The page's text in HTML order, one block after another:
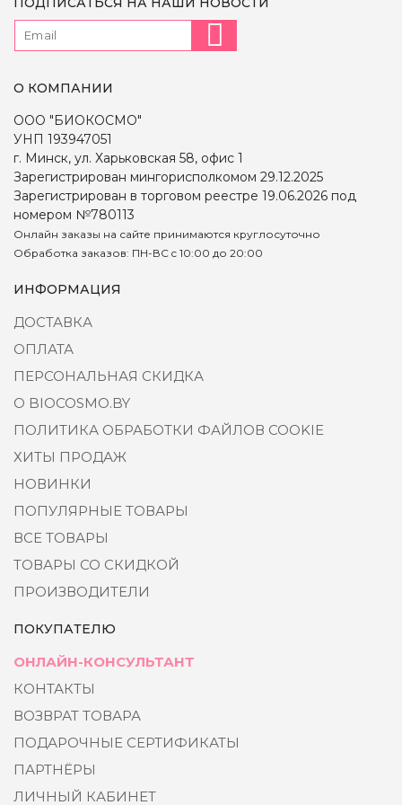
О КОМПАНИИ
ООО "БИОКОСМО"
УНП 193947051
г. Минск, ул. Харьковская 58, офис 1
Зарегистрирован мингорисполкомом 29.12.2025
Зарегистрирован в торговом реестре 19.06.2026 под
номером №780113
Онлайн заказы на сайте принимаются круглосуточно
Обработка заказов: ПН-ВС c 10:00 до 20:00
ИНФОРМАЦИЯ
ДОСТАВКА
ОПЛАТА
ПЕРСОНАЛЬНАЯ СКИДКА
О BIOCOSMO.BY
ПОЛИТИКА ОБРАБОТКИ ФАЙЛОВ COOKIE
ХИТЫ ПРОДАЖ
НОВИНКИ
ПОПУЛЯРНЫЕ ТОВАРЫ
ВСЕ ТОВАРЫ
ТОВАРЫ СО СКИДКОЙ
ПРОИЗВОДИТЕЛИ
ПОКУПАТЕЛЮ
ОНЛАЙН-КОНСУЛЬТАНТ
КОНТАКТЫ
ВОЗВРАТ ТОВАРА
ПОДАРОЧНЫЕ СЕРТИФИКАТЫ
ПАРТНЁРЫ
ЛИЧНЫЙ КАБИНЕТ